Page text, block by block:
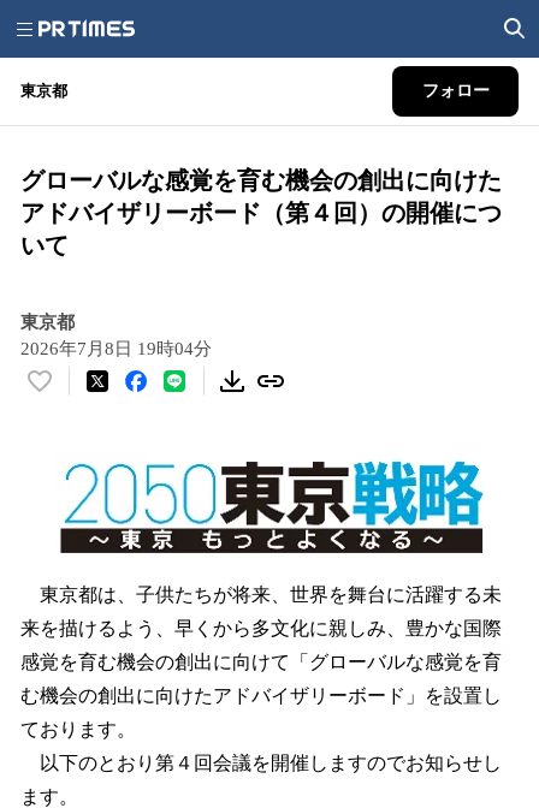
東京都 フォロー
グローバルな感覚を育む機会の創出に向けた
アドバイザリーボード（第４回）の開催につ
いて
東京都
2026年7月8日 19時04分
い
込
み
中
で
す
東京都は、子供たちが将来、世界を舞台に活躍する未
来を描けるよう、早くから多文化に親しみ、豊かな国際
感覚を育む機会の創出に向けて「グローバルな感覚を育
む機会の創出に向けたアドバイザリーボード」を設置し
ております。
以下のとおり第４回会議を開催しますのでお知らせし
ます。